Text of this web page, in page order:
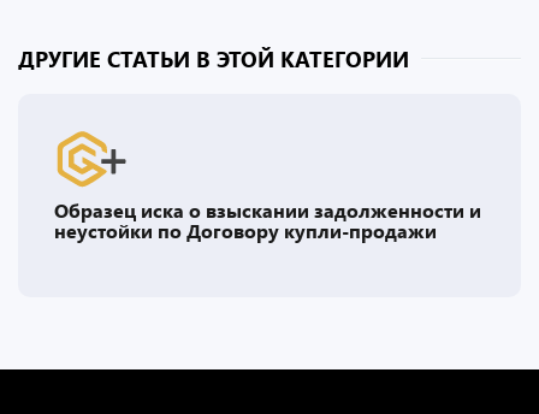
ДРУГИЕ СТАТЬИ В ЭТОЙ КАТЕГОРИИ
Образец иска о взыскании задолженности и
неустойки по Договору купли-продажи